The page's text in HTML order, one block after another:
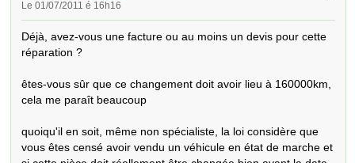
Le 01/07/2011 é 16h16
Déjà, avez-vous une facture ou au moins un devis pour cette
réparation ?
êtes-vous sûr que ce changement doit avoir lieu à 160000km,
cela me paraît beaucoup
quoiqu'il en soit, même non spécialiste, la loi considère que
vous êtes censé avoir vendu un véhicule en état de marche et